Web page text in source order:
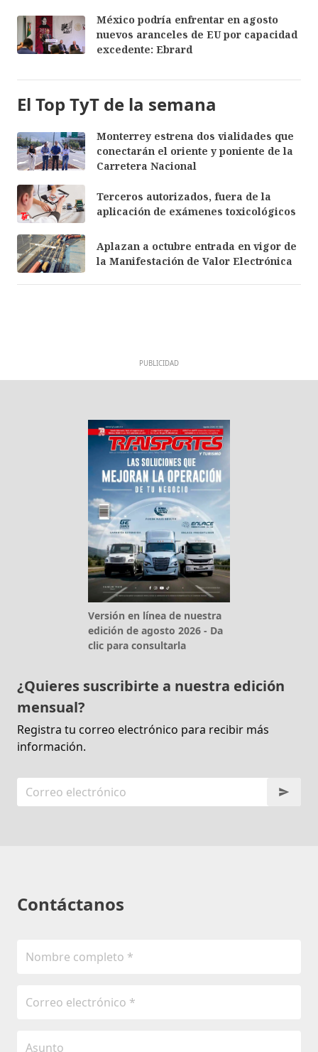
México podría enfrentar en agosto
nuevos aranceles de EU por capacidad
excedente: Ebrard
El Top TyT de la semana
Monterrey estrena dos vialidades que
conectarán el oriente y poniente de la
Carretera Nacional
Terceros autorizados, fuera de la
aplicación de exámenes toxicológicos
Aplazan a octubre entrada en vigor de
la Manifestación de Valor Electrónica
PUBLICIDAD
Versión en línea de nuestra
edición de agosto 2026 - Da
clic para consultarla
¿Quieres suscribirte a nuestra edición
mensual?
Registra tu correo electrónico para recibir más
información.
Contáctanos